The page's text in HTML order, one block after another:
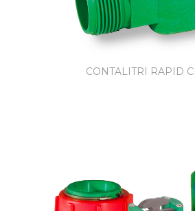
CONTALITRI RAPID